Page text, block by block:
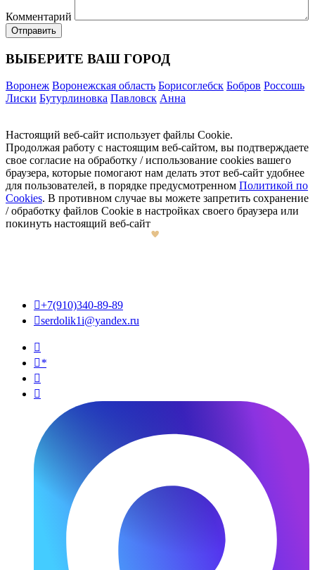
Комментарий
ВЫБЕРИТЕ ВАШ ГОРОД
Воронеж Воронежская область Борисоглебск Бобров Россошь
Лиски Бутурлиновка Павловск Анна
Настоящий веб-сайт использует файлы Cookie.
Продолжая работу с настоящим веб-сайтом, вы подтверждаете
свое согласие на обработку / использование cookies вашего
браузера, которые помогают нам делать этот веб-сайт удобнее
для пользователей, в порядке предусмотренном Политикой по
Cookies. В противном случае вы можете запретить сохранение
/ обработку файлов Cookie в настройках своего браузера или
покинуть настоящий веб-сайт
+7(910)340-89-89
serdolik1i@yandex.ru

*

